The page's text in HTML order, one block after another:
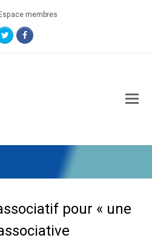
Espace membres
TwitterFacebook
pour « une